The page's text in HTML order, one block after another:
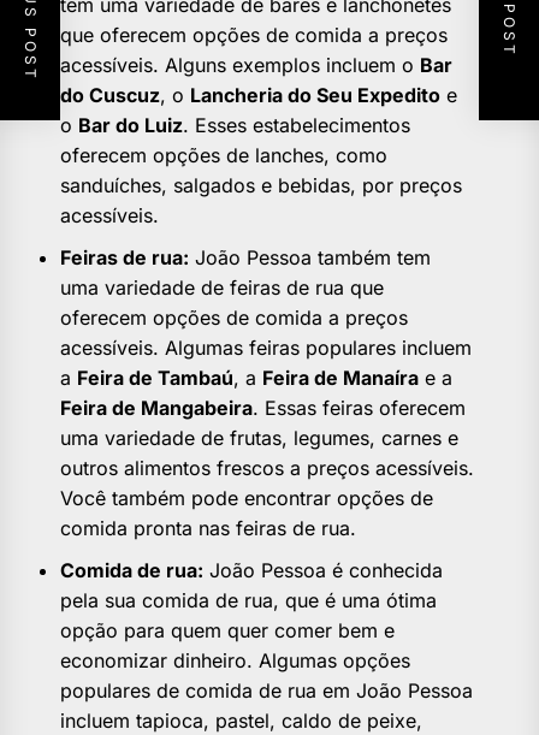
tem uma variedade de bares e lanchonetes
que oferecem opções de comida a preços
acessíveis. Alguns exemplos incluem o Bar
do Cuscuz, o Lancheria do Seu Expedito e
o Bar do Luiz. Esses estabelecimentos
oferecem opções de lanches, como
sanduíches, salgados e bebidas, por preços
acessíveis.
Feiras de rua: João Pessoa também tem
uma variedade de feiras de rua que
oferecem opções de comida a preços
acessíveis. Algumas feiras populares incluem
a Feira de Tambaú, a Feira de Manaíra e a
Feira de Mangabeira. Essas feiras oferecem
uma variedade de frutas, legumes, carnes e
outros alimentos frescos a preços acessíveis.
Você também pode encontrar opções de
comida pronta nas feiras de rua.
Comida de rua: João Pessoa é conhecida
pela sua comida de rua, que é uma ótima
opção para quem quer comer bem e
economizar dinheiro. Algumas opções
populares de comida de rua em João Pessoa
incluem tapioca, pastel, caldo de peixe,